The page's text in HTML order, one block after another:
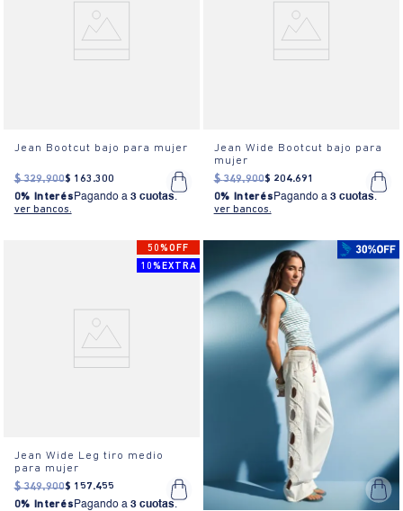
Jean Bootcut bajo para mujer
$ 329.900$ 163 .300
0% Interés Pagando a 3 cuotas.
ver bancos.
Jean Wide Bootcut bajo para
mujer
$ 349.900$ 204.691
0% Interés Pagando a 3 cuotas.
ver bancos.
50%OFF
10%EXTRA
Jean Wide Leg tiro medio
para mujer
$ 349.900$ 157.455
0% Interés Pagando a 3 cuotas.